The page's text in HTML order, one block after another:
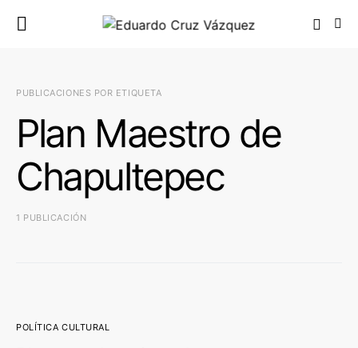
PUBLICACIONES POR ETIQUETA
Plan Maestro de
Chapultepec
1 PUBLICACIÓN
POLÍTICA CULTURAL